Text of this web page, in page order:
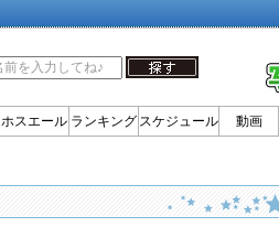
ホスエール ランキング スケジュール 動画